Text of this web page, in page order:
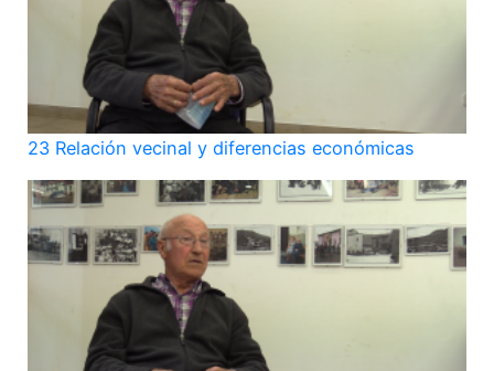
23 Relación vecinal y diferencias económicas